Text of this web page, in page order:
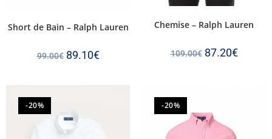
Short de Bain – Ralph Lauren
99.00€ 89.10€
Chemise – Ralph Lauren
109.00€ 87.20€
-20% -20%